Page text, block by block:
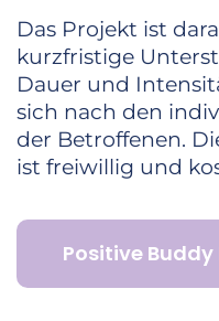
Das Projekt ist
kurzfristige
Dauer und
sich nach den
der Betroffenen.
ist freiwillig und
Positive Buddy